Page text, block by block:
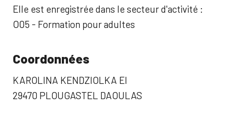
Elle est enregistrée dans le secteur d'activité :
O05 - Formation pour adultes
Coordonnées
KAROLINA KENDZIOLKA EI
29470 PLOUGASTEL DAOULAS